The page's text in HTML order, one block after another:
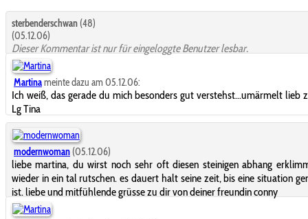
sterbenderschwan (48)
(05.12.06)
Dieser Kommentar ist nur für eingeloggte Benutzer lesbar.
Martinameinte dazu am 05.12.06:
Ich weiß, das gerade du mich besonders gut verstehst...umärmelt lieb
Lg Tina
modernwoman (05.12.06)
liebe martina, du wirst noch sehr oft diesen steinigen abhang
wieder in ein tal rutschen. es dauert halt seine zeit, bis eine situation
ist. liebe und mitfühlende grüsse zu dir von deiner freundin conny